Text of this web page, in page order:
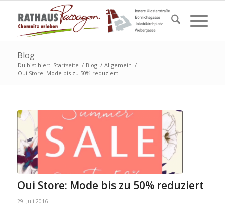
Blog
Du bist hier: Startseite / Blog / Allgemein /
Oui Store: Mode bis zu 50% reduziert
Oui Store: Mode bis zu 50% reduziert
29. Juli 2016